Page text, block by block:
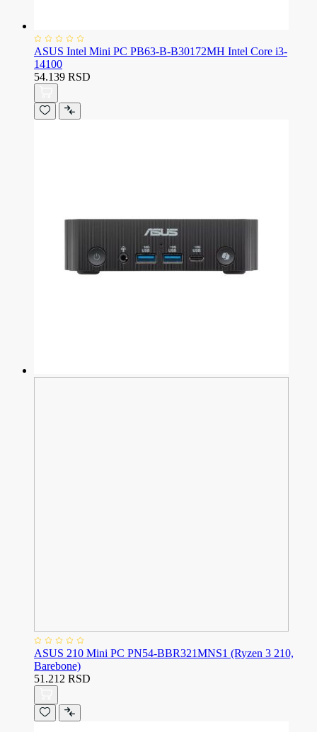
ASUS Intel Mini PC PB63-B-B30172MH Intel Core i3-
14100
54.139 RSD
ASUS 210 Mini PC PN54-BBR321MNS1 (Ryzen 3 210,
Barebone)
51.212 RSD